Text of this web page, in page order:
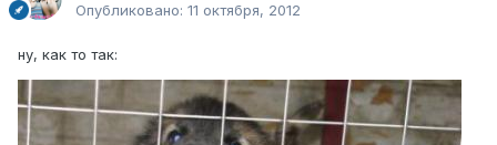
Опубликовано: 11 октября, 2012
ну, как то так: